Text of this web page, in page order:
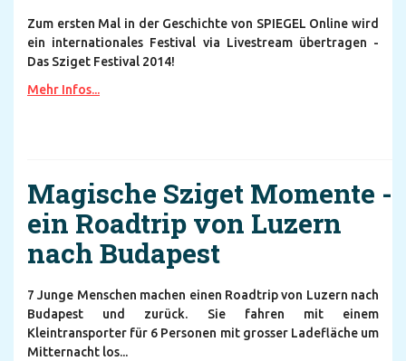
Zum ersten Mal in der Geschichte von SPIEGEL Online wird
ein internationales Festival via Livestream übertragen -
Das Sziget Festival 2014!
Mehr Infos...
Magische Sziget Momente -
ein Roadtrip von Luzern
nach Budapest
7 Junge Menschen machen einen Roadtrip von Luzern nach
Budapest und zurück. Sie fahren mit einem
Kleintransporter für 6 Personen mit grosser Ladefläche um
Mitternacht los...